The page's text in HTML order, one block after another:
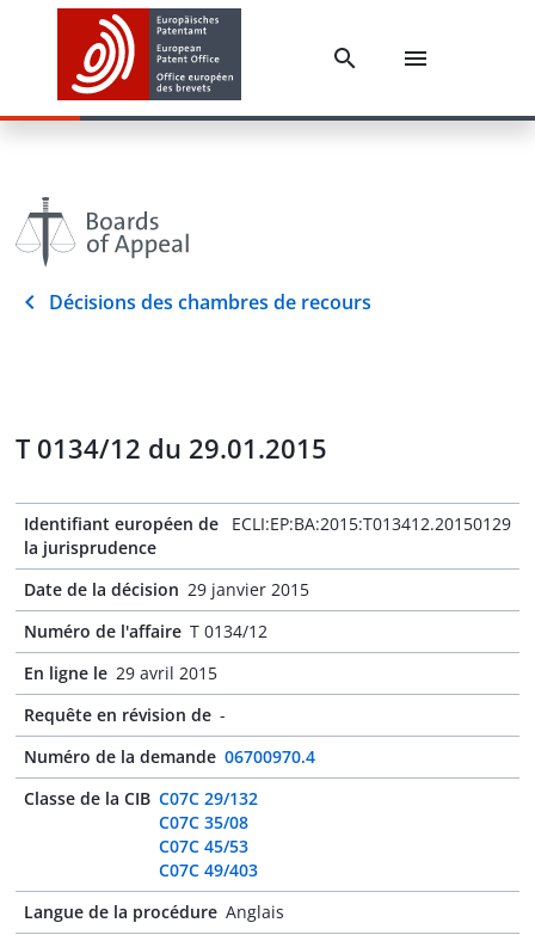
Décisions des chambres de recours
T 0134/12 du 29.01.2015
Identifiant européen de
la jurisprudence
ECLI:EP:BA:2015:T013412.20150129
Date de la décision 29 janvier 2015
Numéro de l'affaire T 0134/12
En ligne le 29 avril 2015
Requête en révision de -
Numéro de la demande 06700970.4
Classe de la CIB C07C 29/132
C07C 35/08
C07C 45/53
C07C 49/403
Langue de la procédure Anglais